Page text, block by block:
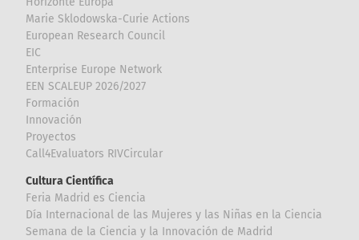
Marie Sklodowska-Curie Actions
European Research Council
EIC
Enterprise Europe Network
EEN SCALEUP 2026/2027
Formación
Innovación
Proyectos
Call4Evaluators RIVCircular
Cultura Científica
Feria Madrid es Ciencia
Día Internacional de las Mujeres y las Niñas en la Ciencia
Semana de la Ciencia y la Innovación de Madrid